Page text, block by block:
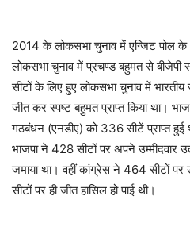
2014 के लोकसभा चुनाव में एग्जिट पोल
लोकसभा चुनाव में प्रचण्ड बहुमत से
सीटों के लिए हुए लोकसभा चुनाव में भारतीय
जीत कर स्पष्ट बहुमत प्राप्त किया था।
गठबंधन (एनडीए) को 336 सीटें प्राप्त हुई
भाजपा ने 428 सीटों पर अपने उम्मीदवार
जमाया था। वहीं कांग्रेस ने 464 सीटों
सीटों पर ही जीत हासिल हो पाई थी।